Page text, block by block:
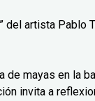
del artista Pablo
de mayas en la
invita a